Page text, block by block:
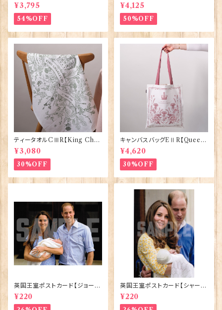
BRIC=Thorpe】BlossomCo
90295
¥3,795
54%OFF
ABRIC=Thorpe】BlossomC
o 90294
¥4,125
50%OFF
ティータオルCⅢR【King Char
lesⅢ Coronation】Victoria
Eggs 50129
¥3,080
30%OFF
キャンバスバッグEⅡR【Queen
ElizabethⅡ Commemorativ
e】Victoria Eggs 90332
¥4,620
30%OFF
英国王室ポストカード【ジョージ
王子ご誕生】Pageantry Post
card 90183-JEF100
¥220
英国王室ポストカード【シャーロ
ット王女2】Pageantry Postca
rd 90183-JEF202
¥220